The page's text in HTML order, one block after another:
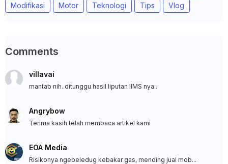
Modifikasi
Motor Teknologi Tips Vlog
Comments
villavai
mantab nih..ditunggu hasil liputan IIMS nya..
Angrybow
Terima kasih telah membaca artikel kami
EOA Media
Risikonya ngebeledug kebakar gas, mending jual mob...